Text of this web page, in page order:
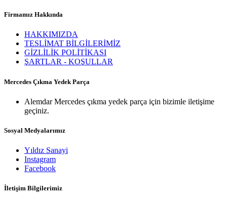
Firmamız Hakkında
HAKKIMIZDA
TESLİMAT BİLGİLERİMİZ
GİZLİLİK POLİTİKASI
ŞARTLAR - KOŞULLAR
Mercedes Çıkma Yedek Parça
Alemdar Mercedes çıkma yedek parça için bizimle iletişime
geçiniz.
Sosyal Medyalarımız
Yıldız Sanayi
Instagram
Facebook
İletişim Bilgilerimiz